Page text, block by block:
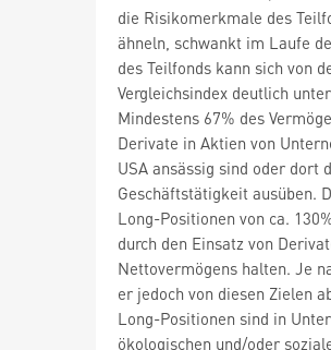
die Risikomerkmale des
ähneln, schwankt im Laufe
des Teilfonds kann sich von
Vergleichsindex deutlich
Mindestens 67% des
Derivate in Aktien von
USA ansässig sind oder dort
Geschäftstätigkeit ausüben.
Long-Positionen von ca.
durch den Einsatz von
Nettovermögens halten. Je
er jedoch von diesen Zielen
Long-Positionen sind in
ökologischen und/oder